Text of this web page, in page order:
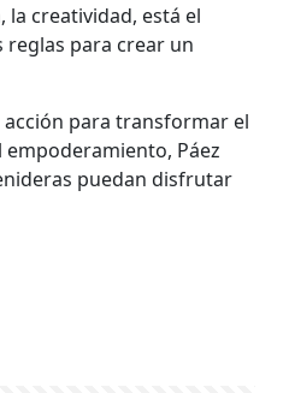
la creatividad, está el
reglas para crear un
acción para transformar el
Páez
puedan disfrutar